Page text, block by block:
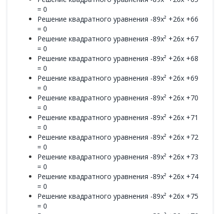
= 0
Решение квадратного уравнения -89x² +26x +66
= 0
Решение квадратного уравнения -89x² +26x +67
= 0
Решение квадратного уравнения -89x² +26x +68
= 0
Решение квадратного уравнения -89x² +26x +69
= 0
Решение квадратного уравнения -89x² +26x +70
= 0
Решение квадратного уравнения -89x² +26x +71
= 0
Решение квадратного уравнения -89x² +26x +72
= 0
Решение квадратного уравнения -89x² +26x +73
= 0
Решение квадратного уравнения -89x² +26x +74
= 0
Решение квадратного уравнения -89x² +26x +75
= 0